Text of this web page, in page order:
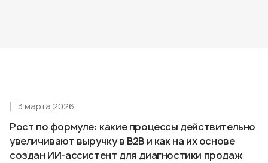
Рост по формуле: какие процессы действительно
увеличивают выручку в B2B и как на их основе
создан ИИ-ассистент для диагностики продаж
3 марта 2026